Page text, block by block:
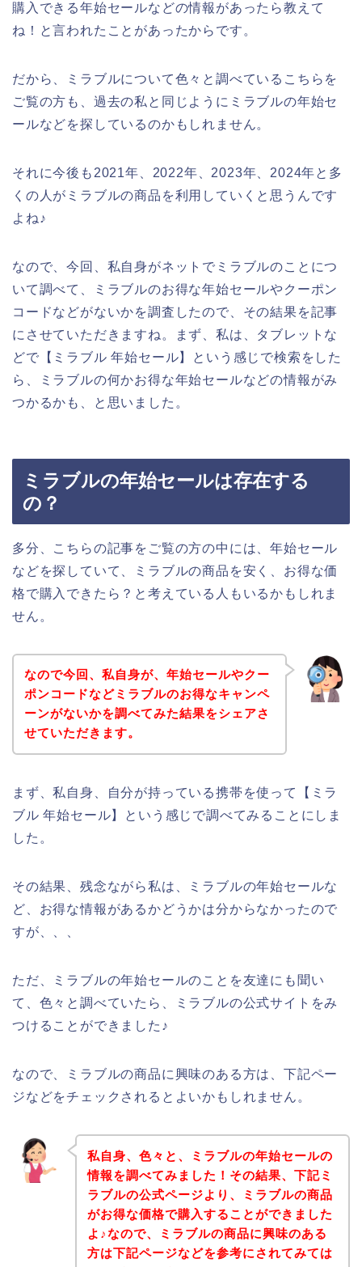
購入できる年始セールなどの情報があったら教えて
ね！と言われたことがあったからです。
だから、ミラブルについて色々と調べているこちらを
ご覧の方も、過去の私と同じようにミラブルの年始セ
ールなどを探しているのかもしれません。
それに今後も2021年、2022年、2023年、2024年と多
くの人がミラブルの商品を利用していくと思うんです
よね♪
なので、今回、私自身がネットでミラブルのことにつ
いて調べて、ミラブルのお得な年始セールやクーポン
コードなどがないかを調査したので、その結果を記事
にさせていただきますね。まず、私は、タブレットな
どで【ミラブル 年始セール】という感じで検索をした
ら、ミラブルの何かお得な年始セールなどの情報がみ
つかるかも、と思いました。
ミラブルの年始セールは存在する
の？
多分、こちらの記事をご覧の方の中には、年始セール
などを探していて、ミラブルの商品を安く、お得な価
格で購入できたら？と考えている人もいるかもしれま
せん。
なので今回、私自身が、年始セールやクー
ポンコードなどミラブルのお得なキャンペ
ーンがないかを調べてみた結果をシェアさ
せていただきます。
まず、私自身、自分が持っている携帯を使って【ミラ
ブル 年始セール】という感じで調べてみることにしま
した。
その結果、残念ながら私は、ミラブルの年始セールな
ど、お得な情報があるかどうかは分からなかったので
すが、、、
ただ、ミラブルの年始セールのことを友達にも聞い
て、色々と調べていたら、ミラブルの公式サイトをみ
つけることができました♪
なので、ミラブルの商品に興味のある方は、下記ペー
ジなどをチェックされるとよいかもしれません。
私自身、色々と、ミラブルの年始セールの
情報を調べてみました！その結果、下記ミ
ラブルの公式ページより、ミラブルの商品
がお得な価格で購入することができました
よ♪なので、ミラブルの商品に興味のある
方は下記ページなどを参考にされてみては